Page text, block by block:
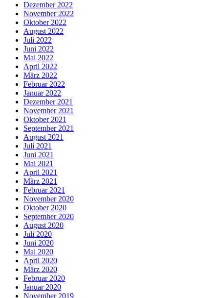
Dezember 2022
November 2022
Oktober 2022
August 2022
Juli 2022
Juni 2022
Mai 2022
April 2022
März 2022
Februar 2022
Januar 2022
Dezember 2021
November 2021
Oktober 2021
September 2021
August 2021
Juli 2021
Juni 2021
Mai 2021
April 2021
März 2021
Februar 2021
November 2020
Oktober 2020
September 2020
August 2020
Juli 2020
Juni 2020
Mai 2020
April 2020
März 2020
Februar 2020
Januar 2020
November 2019